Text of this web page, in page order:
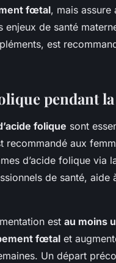
fœtal, mais assure
de santé
est
pendant
folique sont
recommandé aux
d’acide folique via
de santé, aide
est au moins
fœtal et
Un départ